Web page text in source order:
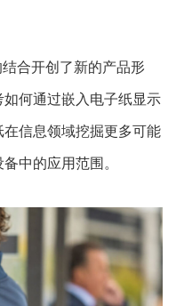
合开创了新的产品形
如何通过嵌入电子纸显示
信息领域挖掘更多可能
中的应用范围。